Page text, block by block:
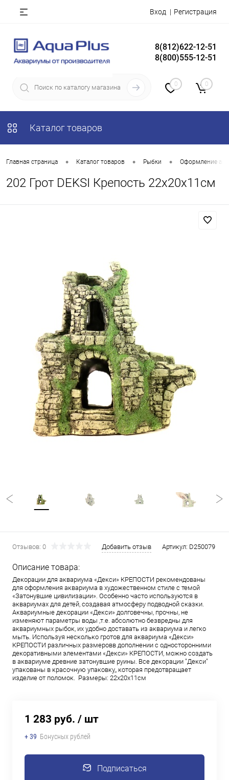
Вход Регистрация
8(812)622-12-51
8(800)555-12-51
0 0
Каталог товаров
Главная страница • Каталог товаров • Рыбки • Оформление
202 Грот DEKSI Крепость 22х20х11см
Отзывов: 0 Добавить отзыв Артикул: D250079
Описание товара:
Декорации для аквариума «Декси» КРЕПОСТИ рекомендованы
для оформления аквариума в художественном стиле с темой
«Затонувшие цивилизации». Особенно часто используются в
аквариумах для детей, создавая атмосферу подводной сказки.
Аквариумные декорации «Декси» долговечны, прочны, не
изменяют параметры воды ,т.е. абсолютно безвредны для
аквариумных рыбок, их удобно доставать из аквариума и легко
мыть. Используя несколько гротов для аквариума «Декси»
КРЕПОСТИ различных размеровв дополнении с односторонними
декоративными элементами «Декси» КРЕПОСТИ, можно создать
в аквариуме древние затонувшие руины. Все декорации "Декси"
упакованы в красочную упаковку,, которая предотвращает
изделие от поломок. Размеры: 22х20х11см
1 283 руб. / шт
+ 39 Бонусных рублей
Подписаться